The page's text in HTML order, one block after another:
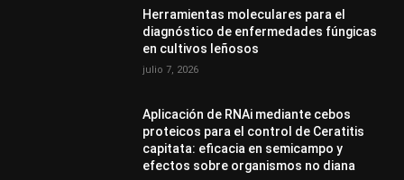
Herramientas moleculares para el
diagnóstico de enfermedades fúngicas
en cultivos leñosos
julio 7, 2026
Aplicación de RNAi mediante cebos
proteicos para el control de Ceratitis
capitata: eficacia en semicampo y
efectos sobre organismos no diana